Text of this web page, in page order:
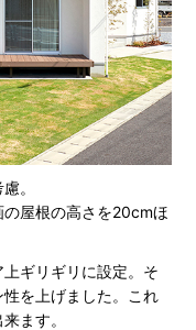
。
屋根の高さを20cmほ
ギリギリに設定。そ
を上げました。これ
ます。